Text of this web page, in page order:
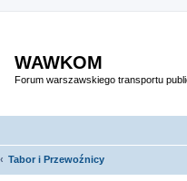
WAWKOM
Forum warszawskiego transportu
Tabor i Przewoźnicy